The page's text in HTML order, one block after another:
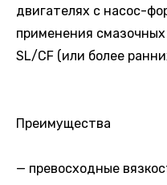
двигателях с насос-
применения
SL/CF (или более
Преимущества
— превосходные